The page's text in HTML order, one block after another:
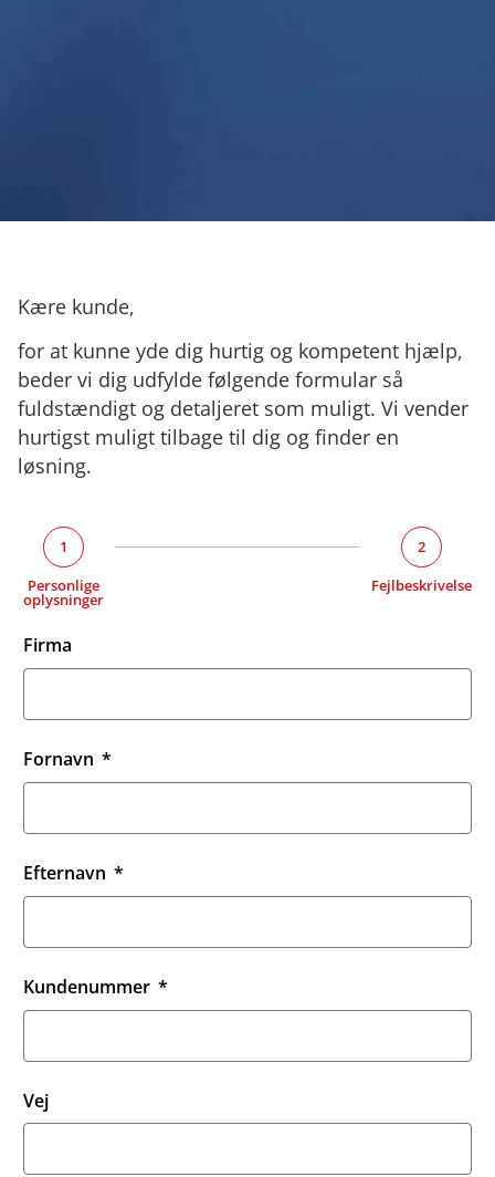
Kære kunde,
for at kunne yde dig hurtig og kompetent hjælp,
beder vi dig udfylde følgende formular så
fuldstændigt og detaljeret som muligt. Vi vender
hurtigst muligt tilbage til dig og finder en
løsning.
1
Personlige
oplysninger
2
Fejlbeskrivelse
Firma
Fornavn
Efternavn
Kundenummer
Vej